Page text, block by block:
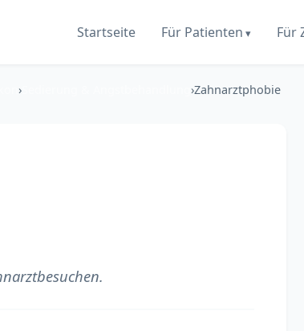
Startseite Für Patienten Für
› ›Zahnarztphobie